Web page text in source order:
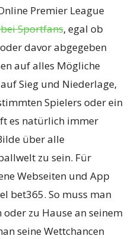
Premier League
Sportfans, egal ob
davor abgegeben
auf alles Mögliche
Sieg und Niederlage,
Spielers oder ein
es natürlich immer
über alle
zu sein. Für
Webseiten und App
bet365. So muss man
zu Hause an seinem
seine Wettchancen